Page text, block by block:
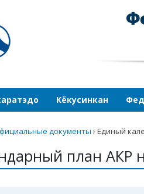
Кёкусинкан
документы › Единый
план АКР